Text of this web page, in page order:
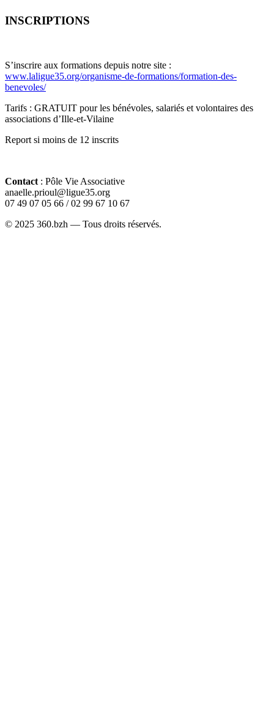
INSCRIPTIONS
S’inscrire aux formations depuis notre site :
www.laligue35.org/organisme-de-formations/formation-des-
benevoles/
Tarifs : GRATUIT pour les bénévoles, salariés et volontaires des
associations d’Ille-et-Vilaine
Report si moins de 12 inscrits
Contact : Pôle Vie Associative
anaelle.prioul@ligue35.org
07 49 07 05 66 / 02 99 67 10 67
© 2025 360.bzh — Tous droits réservés.